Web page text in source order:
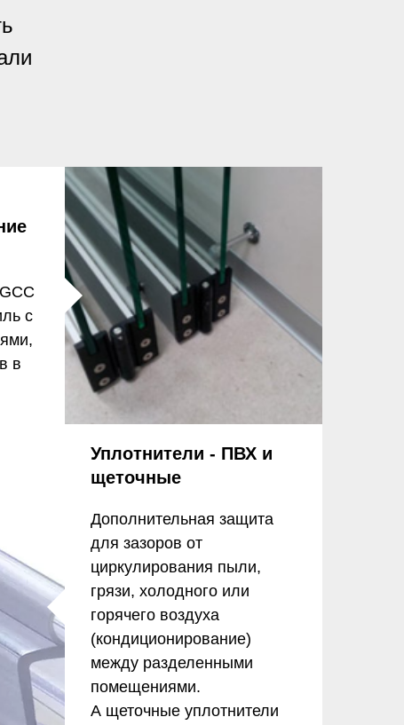
с
в
Уплотнители - ПВХ и
щеточные
Дополнительная защита
для зазоров от
циркулирования пыли,
грязи, холодного или
горячего воздуха
(кондиционирование)
между разделенными
помещениями.
А щеточные уплотнители